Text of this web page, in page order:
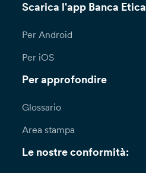
Scarica l'app Banca Etica
Per Android
Per iOS
Per approfondire
Glossario
Area stampa
Le nostre conformità: